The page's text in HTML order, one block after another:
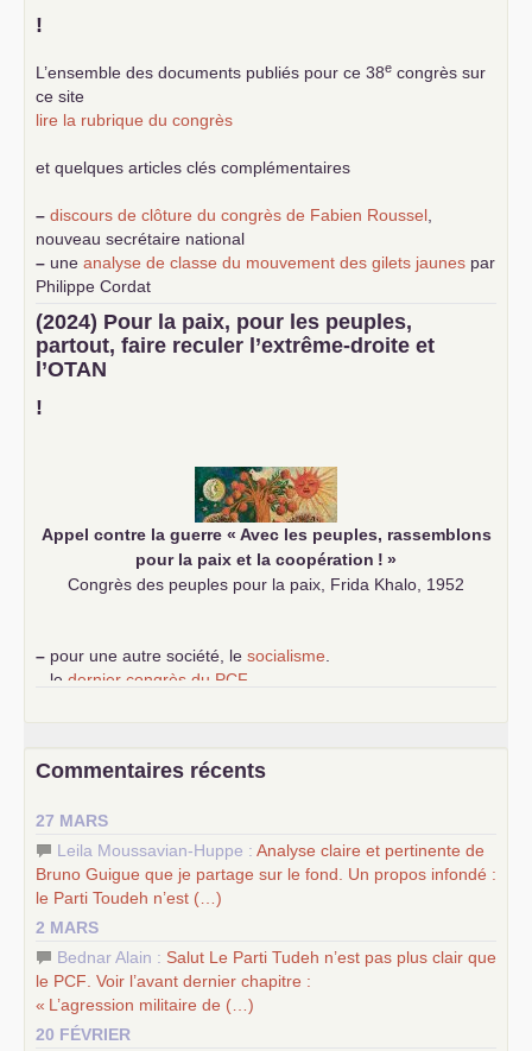
!
L’ensemble des documents publiés pour ce 38e congrès sur
ce site
lire la rubrique du congrès
et quelques articles clés complémentaires
– discours de clôture du congrès de Fabien Roussel
nouveau secrétaire national
– une analyse de classe du mouvement des gilets jaunes par
Philippe Cordat
–
un texte de Jean-Claude Delaunay
le marxisme est la
science sociale de notre temps
–un appel proposé aux partis communistes et ouvrier
d’Europe
–
(2024) Pour la paix, pour les peuples,
partout, faire reculer l’extrême-droite et
l’OTAN
!
Appel contre la guerre « Avec les peuples, rassemblons
pour la paix et la coopération ! »
Congrès des peuples pour la paix, Frida Khalo, 1952
– pour une autre société, le socialisme
le dernier congrès du PCF
science sociale de notre temps
d’Europe
–lescinq chantiers pour contribuer au débat sur le projet
communiste
Commentaires récents
27 MARS
Leila Moussavian-Huppe : Analyse claire et pertinente de
Bruno Guigue que je partage sur le fond. Un propos infondé :
le Parti Toudeh n’est (…)
2 MARS
Bednar Alain : Salut Le Parti Tudeh n’est pas plus clair que
le PCF . Voir l’avant dernier chapitre :
« L’agression militaire de (…)
20 FÉVRIER